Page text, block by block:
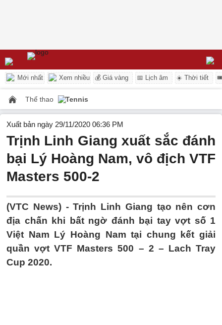
Mới nhất Xem nhiều 💰 Giá vàng 📅 Lịch âm ☀️ Thời tiết
Thể thao Tennis
Xuất bản ngày 29/11/2020 06:36 PM
Trịnh Linh Giang xuất sắc đánh
bại Lý Hoàng Nam, vô địch VTF
Masters 500-2
(VTC News) -Trịnh Linh Giang tạo nên cơn
địa chấn khi bất ngờ đánh bại tay vợt số 1
Việt Nam Lý Hoàng Nam tại chung kết giải
quần vợt VTF Masters 500 – 2 – Lach Tray
Cup 2020.